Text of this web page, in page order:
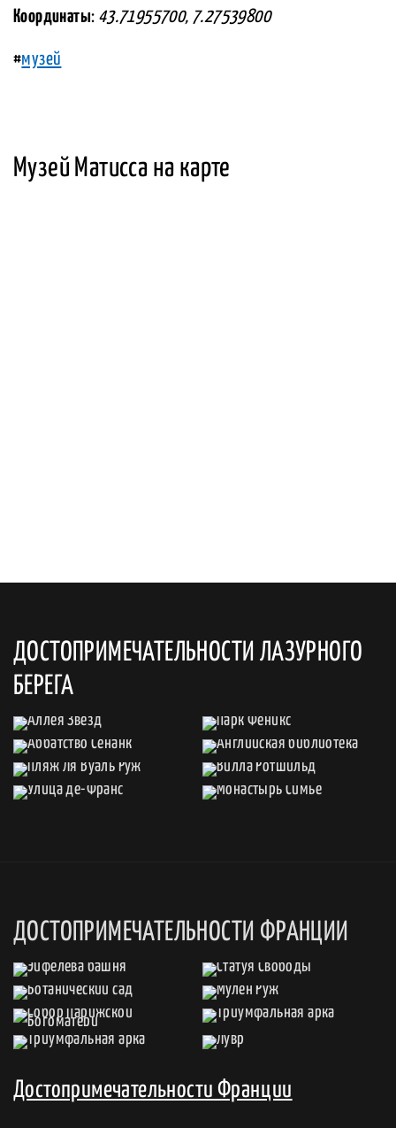
Координаты: 43.71955700, 7.27539800
#музей
Музей Матисса на карте
ДОСТОПРИМЕЧАТЕЛЬНОСТИ ЛАЗУРНОГО
БЕРЕГА
ДОСТОПРИМЕЧАТЕЛЬНОСТИ ФРАНЦИИ
Достопримечательности Франции